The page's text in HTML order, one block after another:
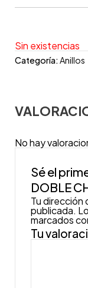
Sin existencias
Categoría:Anillos
No hay
Sé el
DOBLE
Tu dirección
publicada.
marcados
Tu